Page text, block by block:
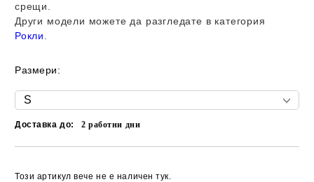
срещи.
Други модели можете да разгледате в категория
Рокли
Размери:
Доставка до: 2работни дни
Този артикул вече не е наличен тук.